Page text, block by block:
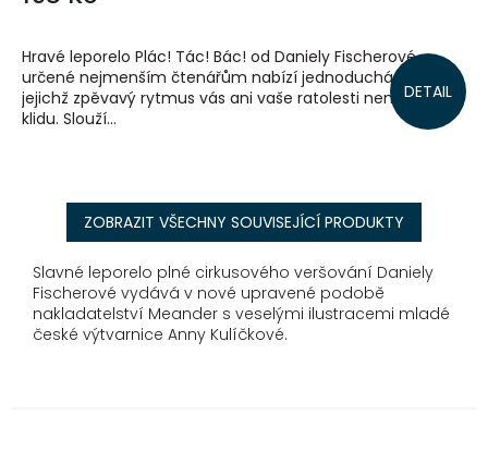
DETAIL
Hravé leporelo Plác! Tác! Bác! od Daniely Fischerové
určené nejmenším čtenářům nabízí jednoduchá říkadla,
jejichž zpěvavý rytmus vás ani vaše ratolesti nenechá v
klidu. Slouží...
ZOBRAZIT VŠECHNY SOUVISEJÍCÍ PRODUKTY
Slavné leporelo plné cirkusového veršování Daniely
Fischerové vydává v nové upravené podobě
nakladatelství Meander s veselými ilustracemi mladé
české výtvarnice Anny Kulíčkové.